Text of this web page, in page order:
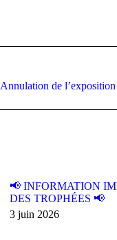
Annulation de
📢 INFORMATION
DES TROPHÉES 📢
3 juin 2026